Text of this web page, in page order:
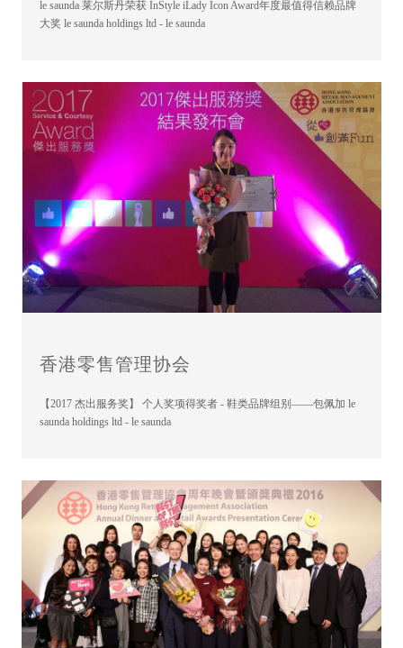
le saunda 莱尔斯丹荣获 InStyle iLady Icon Award年度最值得信赖品牌
大奖 le saunda holdings ltd - le saunda
香港零售管理协会
【2017 杰出服务奖】 个人奖项得奖者 - 鞋类品牌组别——包佩加 le
saunda holdings ltd - le saunda